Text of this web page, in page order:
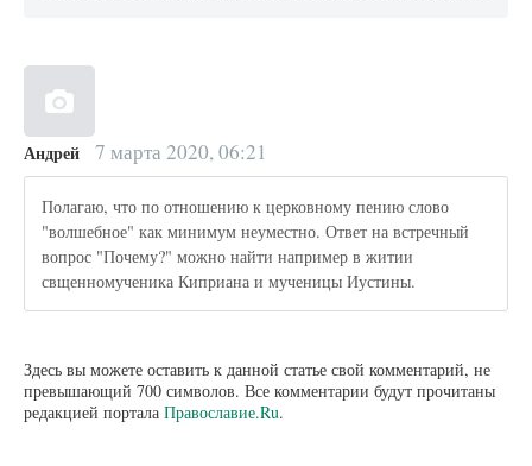
Андрей 7 марта 2020, 06:21
Полагаю, что по отношению к церковному пению слово
"волшебное" как минимум неуместно. Ответ на встречный
вопрос "Почему?" можно найти например в житии
свщенномученика Киприана и мученицы Иустины.
Здесь вы можете оставить к данной статье свой комментарий, не
превышающий 700 символов. Все комментарии будут прочитаны
редакцией портала Православие.Ru.